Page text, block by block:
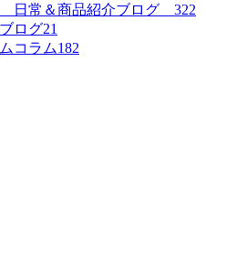
常＆商品紹介ブログ 322
ログ21
コラム182